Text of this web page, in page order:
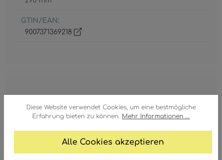
Diese Website verwendet Cookies, um eine bestmögliche
Erfahrung bieten zu können. Mehr Informationen ...
Alle Cookies akzeptieren
GTIN/EAN:
9007371369218
20000 h
Leistungsaufnahme